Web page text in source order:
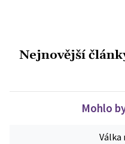
Nejnovější
Mohlo
Válka